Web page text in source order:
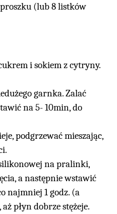
(lub 8 listków
i sokiem z cytryny.
garnka. Zalać
na 5- 10min, do
podgrzewać mieszając,
na pralinki,
a następnie wstawić
najmniej 1 godz. (a
płyn dobrze stężeje.